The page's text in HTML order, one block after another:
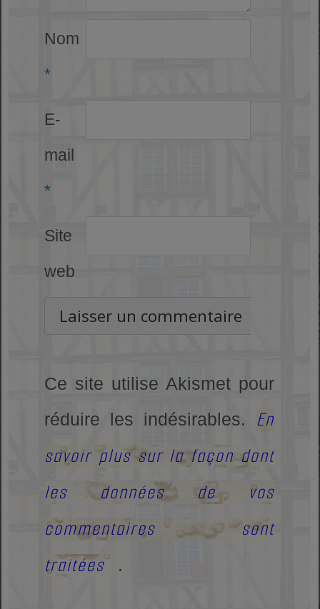
Nom
*
E-
mail
*
Site
web
Ce site utilise Akismet pour
réduire les indésirables. En
savoir plus sur la façon dont
les données de vos
commentaires sont
traitées
.